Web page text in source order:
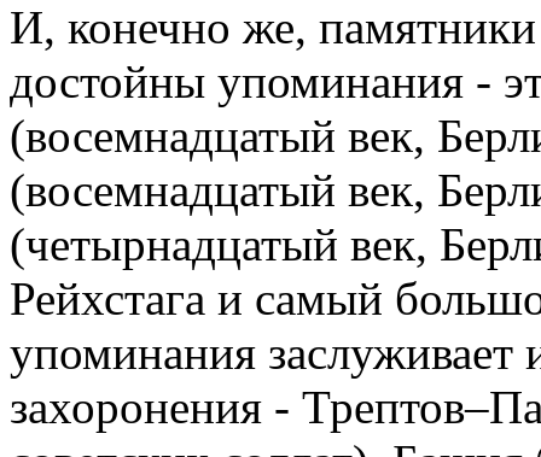
И, конечно же,
достойны упоминания -
(восемнадцатый век,
(восемнадцатый век,
(четырнадцатый век,
Рейхстага и самый
упоминания заслуживает
захоронения -